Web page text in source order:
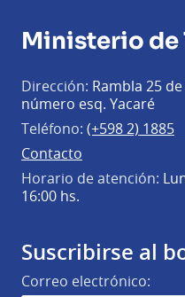
Ministerio de
Dirección: Rambla 25
número esq. Yacaré
Teléfono: (+598 2) 1885
Contacto
Horario de atención:
16:00 hs.
Suscribirse al
Correo electrónico: